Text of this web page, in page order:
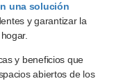
una solución
y garantizar la
y beneficios que
abiertos de los